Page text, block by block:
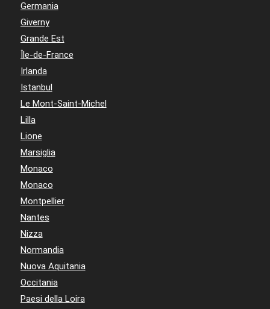
Germania
Giverny
Grande Est
Île-de-France
Irlanda
Istanbul
Le Mont-Saint-Michel
Lilla
Lione
Marsiglia
Monaco
Monaco
Montpellier
Nantes
Nizza
Normandia
Nuova Aquitania
Occitania
Paesi della Loira